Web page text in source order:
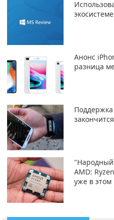
Анонс
разница
AMD:
уже в этом